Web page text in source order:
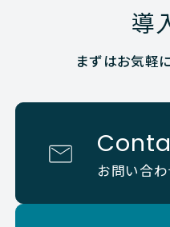
導
まずはお気軽
お問い合